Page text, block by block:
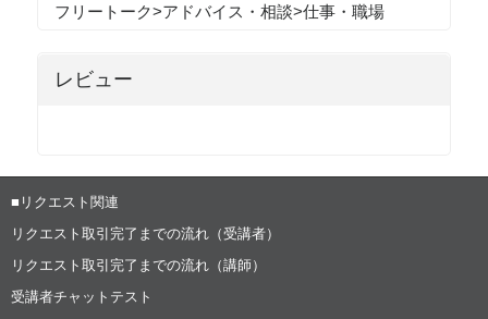
フリートーク>アドバイス・相談>仕事・職場
レビュー
■リクエスト関連
リクエスト取引完了までの流れ（受講者）
リクエスト取引完了までの流れ（講師）
受講者チャットテスト